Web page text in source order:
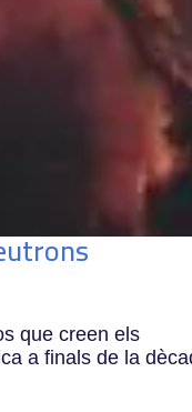
que creen els
a finals de la